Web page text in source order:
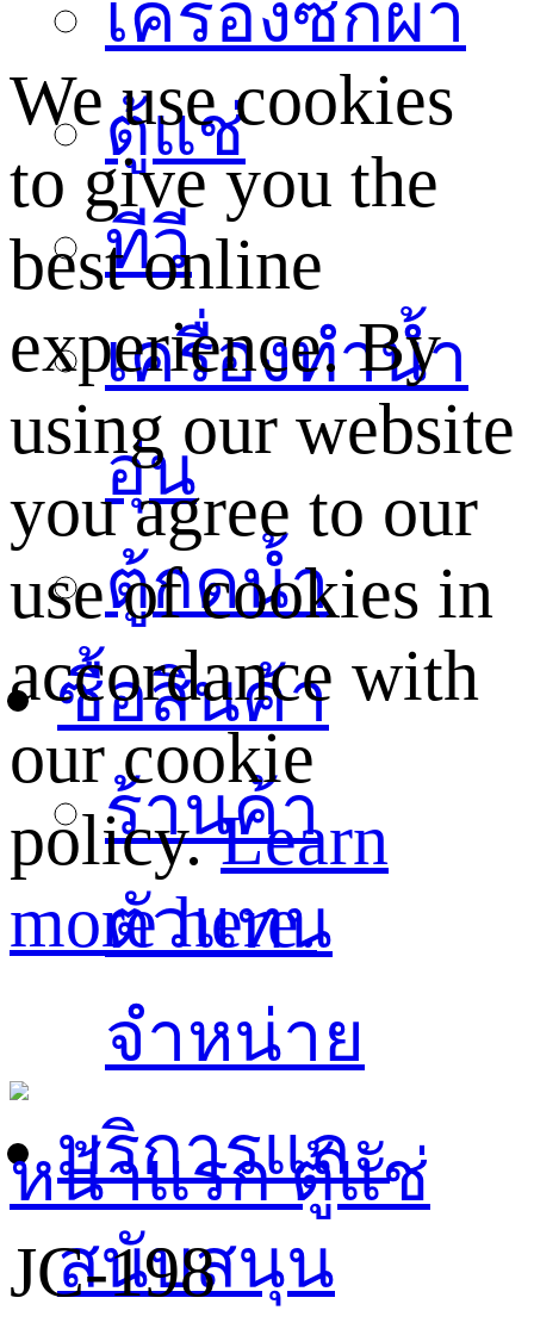
เครื่องซักผ้า
ตู้แช่
ทีวี
เครื่องทำน้ำ
อุ่น
ตู้กดน้ำ
ซื้อสินค้า
ร้านค้า
ตัวแทน
จำหน่าย
บริการและ
สนับสนุน
We use cookies
to give you the
best online
experience. By
using our website
you agree to our
use of cookies in
accordance with
our cookie
policy.Learn
more here.
หน้าแรกตู้แช่
JC-198